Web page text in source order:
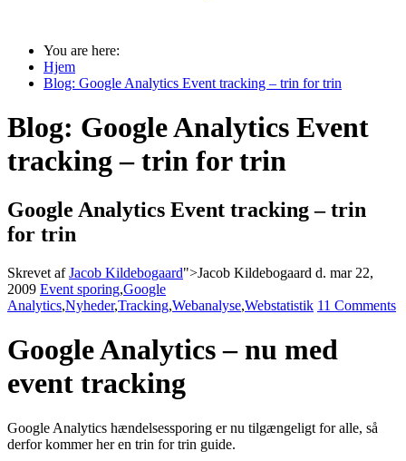
You are here:
Hjem
Blog: Google Analytics Event tracking – trin for trin
Blog: Google Analytics Event
tracking – trin for trin
Google Analytics Event tracking – trin
for trin
Skrevet afJacob Kildebogaard">Jacob Kildebogaard d. mar 22,
2009 Event sporing,Google
Analytics,Nyheder,Tracking,Webanalyse,Webstatistik 11 Comments
Google Analytics – nu med
event tracking
Google Analytics hændelsessporing er nu tilgængeligt for alle, så
derfor kommer her en trin for trin guide.